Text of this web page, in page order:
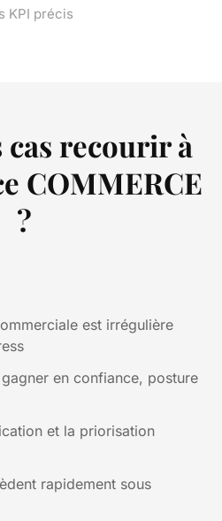
KPI précis
cas recourir à
COMMERCE
?
est irrégulière
en confiance, posture
et la priorisation
rapidement sous